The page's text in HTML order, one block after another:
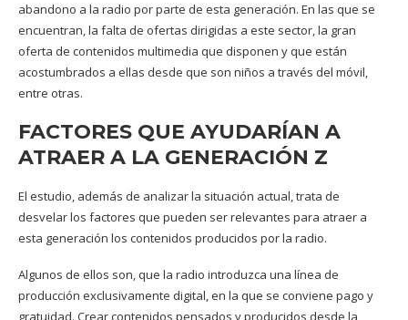
abandono a la radio por parte de esta generación. En las que se
encuentran, la falta de ofertas dirigidas a este sector, la gran
oferta de contenidos multimedia que disponen y que están
acostumbrados a ellas desde que son niños a través del móvil,
entre otras.
FACTORES QUE AYUDARÍAN A
ATRAER A LA GENERACIÓN Z
El estudio, además de analizar la situación actual, trata de
desvelar los factores que pueden ser relevantes para atraer a
esta generación los contenidos producidos por la radio.
Algunos de ellos son, que la radio introduzca una línea de
producción exclusivamente digital, en la que se conviene pago y
gratuidad. Crear contenidos pensados y producidos desde la